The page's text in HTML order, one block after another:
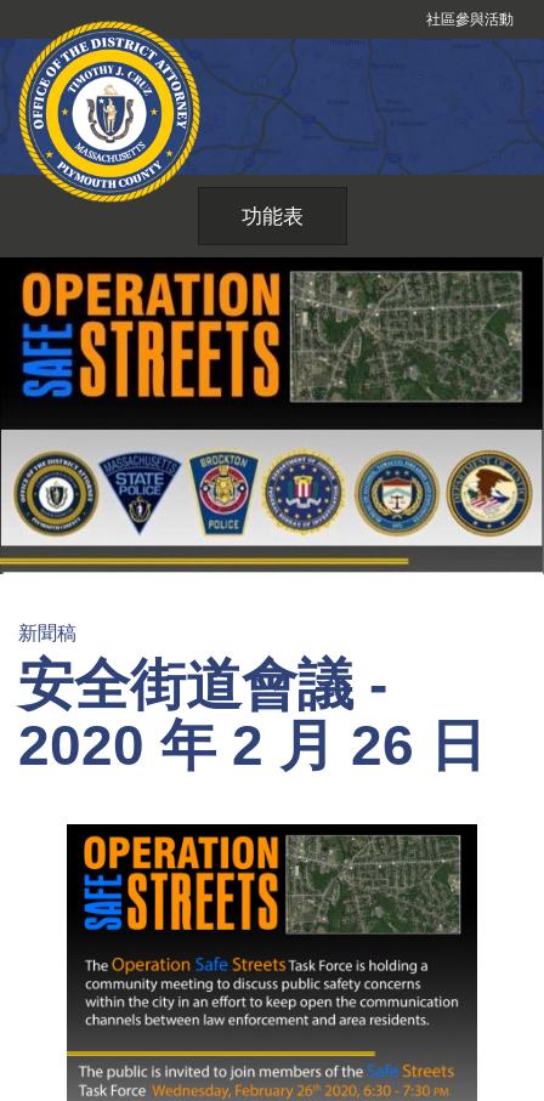
到
內
社區參與活動
功能表
新聞稿
安全街道會議 -
2020 年 2 月 26 日